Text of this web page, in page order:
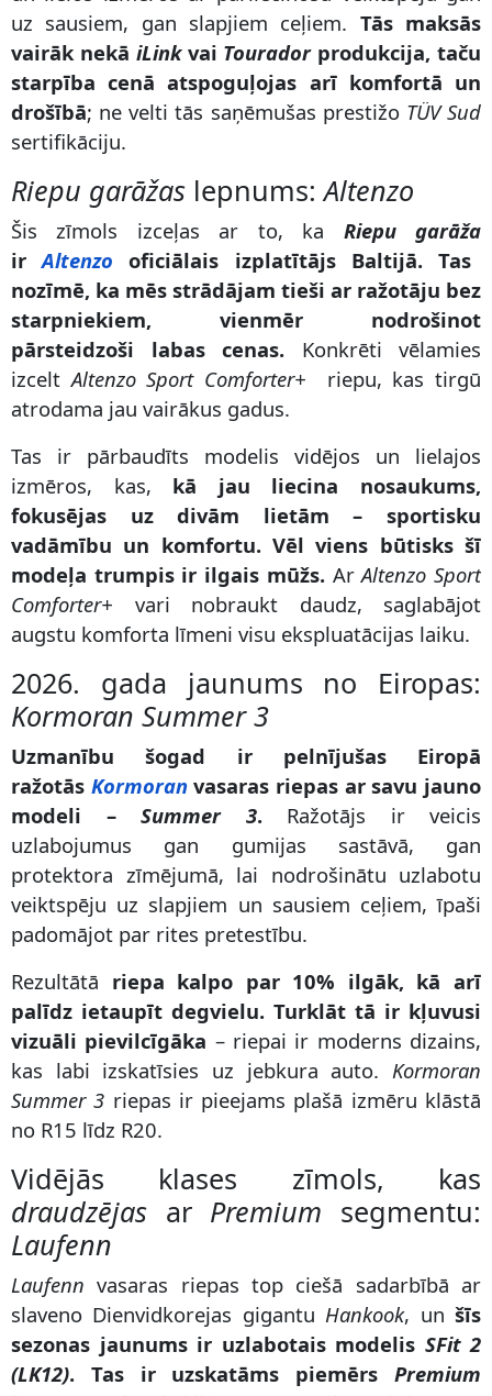
uz sausiem, gan slapjiem ceļiem. Tās maksās
vairāk nekā iLinkvai Touradorprodukcija, taču
starpība cenā atspoguļojas arī komfortā un
drošībā; ne velti tās saņēmušas prestižo TÜV Sud
sertifikāciju.
Riepu garāžas lepnums:Altenzo
Šis zīmols izceļas ar to, ka Riepu garāža
irAltenzo oficiālais izplatītājs Baltijā. Tas
nozīmē, ka mēs strādājam tieši ar ražotāju bez
starpniekiem, vienmēr nodrošinot
pārsteidzoši labas cenas. Konkrēti vēlamies
izceltAltenzo Sport Comforter+ riepu, kas tirgū
atrodama jau vairākus gadus.
Tas ir pārbaudīts modelis vidējos un lielajos
izmēros, kas, kā jau liecina nosaukums,
fokusējas uz divām lietām – sportisku
vadāmību un komfortu. Vēl viens būtisks šī
modeļa trumpis ir ilgais mūžs.ArAltenzo Sport
Comforter+ vari nobraukt daudz, saglabājot
augstu komforta līmeni visu ekspluatācijas laiku.
2026. gada jaunums no Eiropas:
Kormoran Summer 3
Uzmanību šogad ir pelnījušas Eiropā
ražotās Kormoranvasaras riepas ar savu jauno
modeli – Summer 3.Ražotājs ir veicis
uzlabojumus gan gumijas sastāvā, gan
protektora zīmējumā, lai nodrošinātu uzlabotu
veiktspēju uz slapjiem un sausiem ceļiem, īpaši
padomājot par rites pretestību.
Rezultātā riepa kalpo par 10% ilgāk, kā arī
palīdz ietaupīt degvielu. Turklāt tā ir kļuvusi
vizuāli pievilcīgāka – riepai ir moderns dizains,
kas labi izskatīsies uz jebkura auto. Kormoran
Summer 3 riepas ir pieejams plašā izmēru klāstā
no R15 līdz R20.
Vidējās klases zīmols, kas
draudzējas ar Premium segmentu:
Laufenn
Laufenn vasaras riepas top ciešā sadarbībā ar
slaveno Dienvidkorejas gigantuHankook, unšīs
sezonas jaunums ir uzlabotais modelis SFit 2
(LK12). Tas ir uzskatāms piemērs Premium